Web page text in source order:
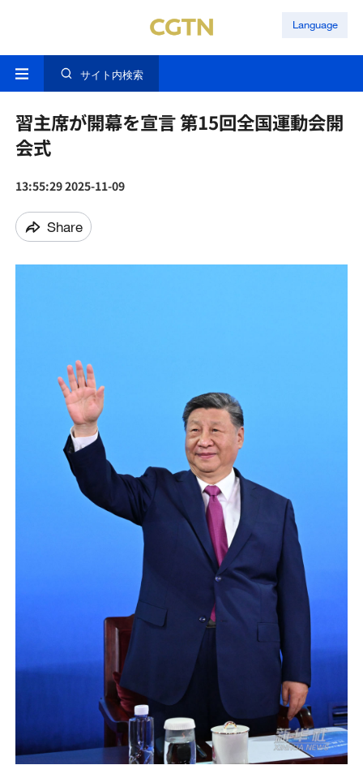
Language
サイト内検索
習主席が開幕を宣言 第15回全国運動会開
会式
13:55:29 2025-11-09
Share